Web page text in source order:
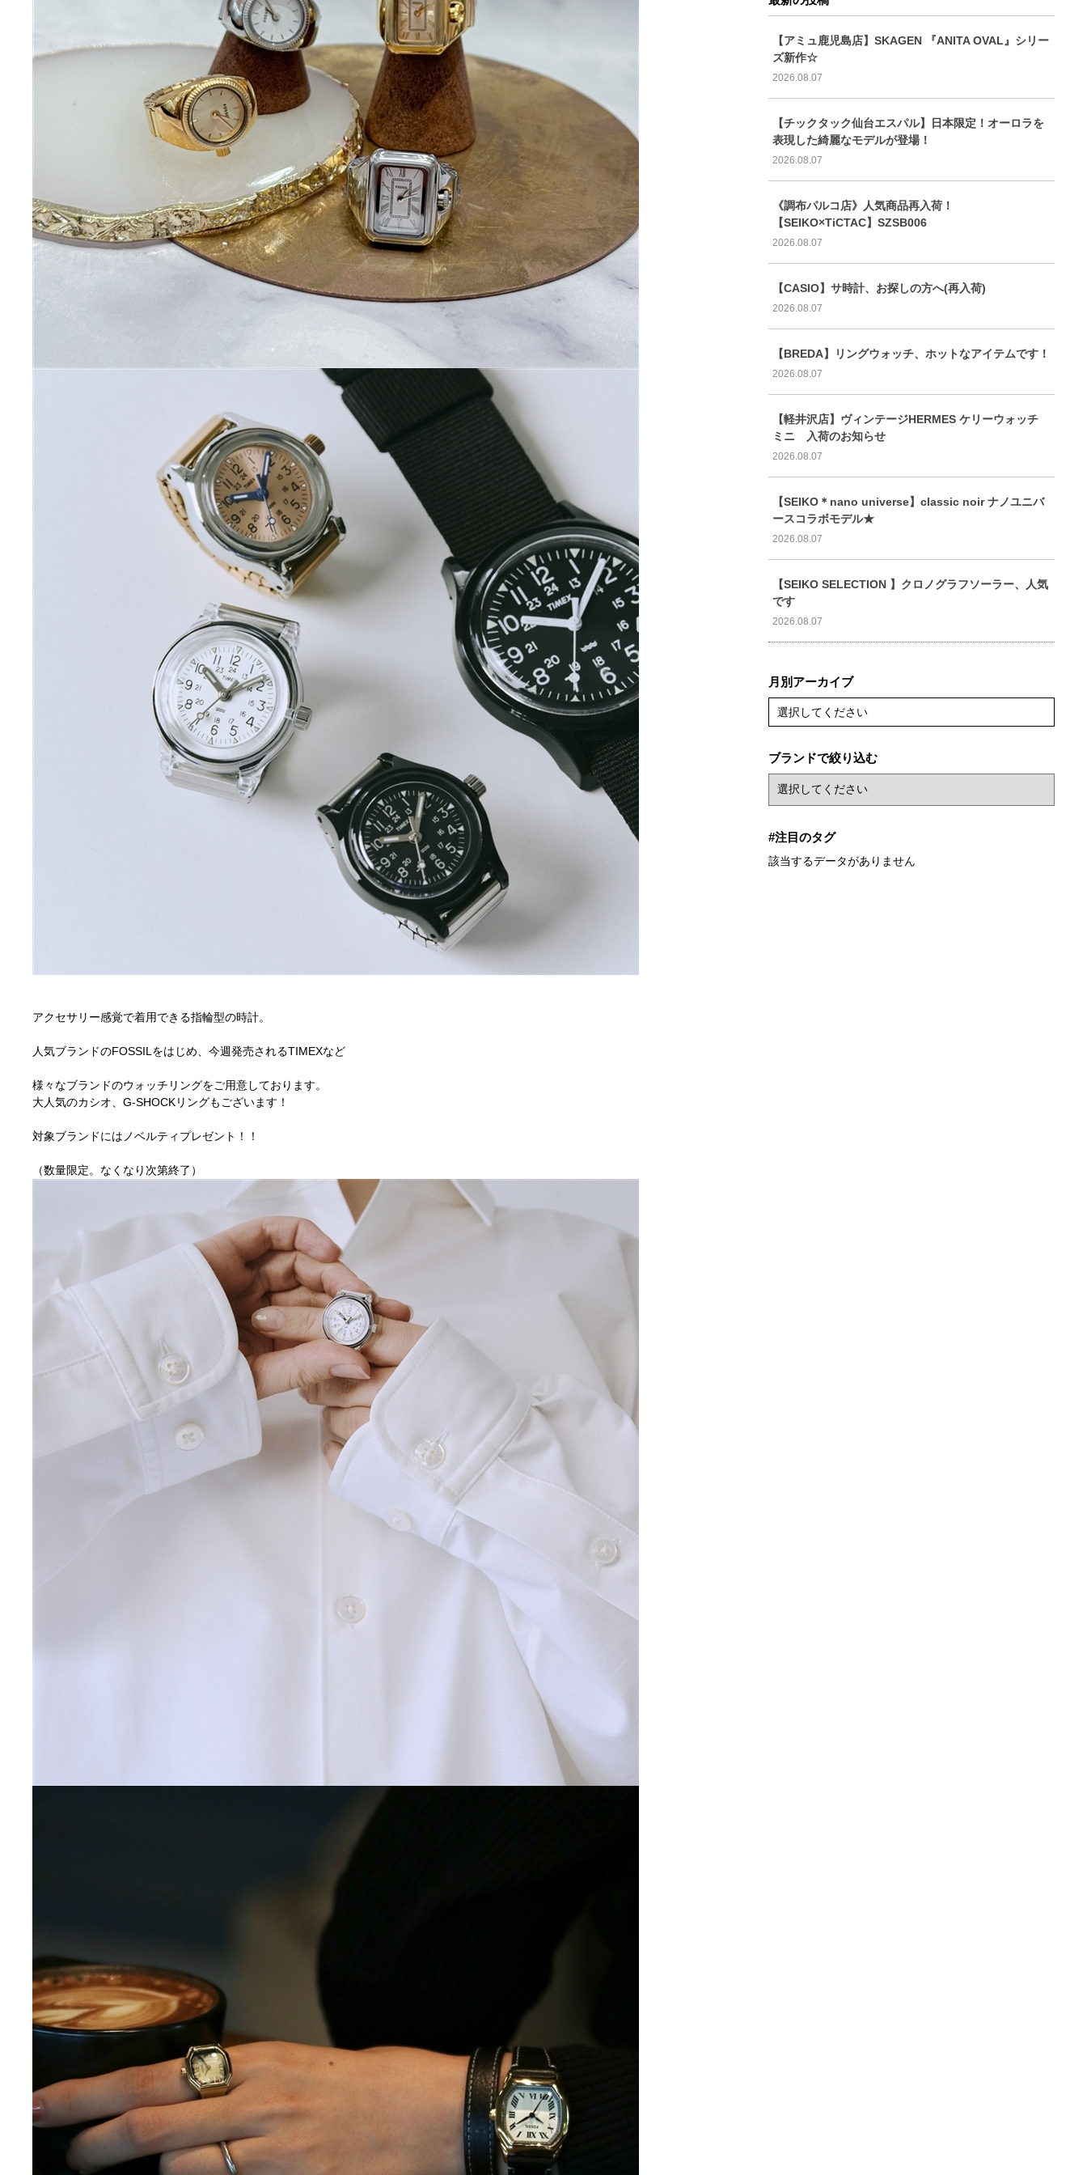
アクセサリー感覚で着用できる指輪型の時計。
人気ブランドのFOSSILをはじめ、今週発売されるTIMEXなど
様々なブランドのウォッチリングをご用意しております。
大人気のカシオ、G-SHOCKリングもございます！
対象ブランドにはノベルティプレゼント！！
（数量限定。なくなり次第終了）
【アミュ鹿児島店】SKAGEN 『ANITA OVAL』シリー
ズ新作☆
2026.08.07
【チックタック仙台エスパル】日本限定！オーロラを
表現した綺麗なモデルが登場！
2026.08.07
《調布パルコ店》人気商品再入荷！
【SEIKO×TiCTAC】SZSB006
2026.08.07
【CASIO】サ時計、お探しの方へ(再入荷)
2026.08.07
【BREDA】リングウォッチ、ホットなアイテムです！
2026.08.07
【軽井沢店】ヴィンテージHERMES ケリーウォッチ
ミニ 入荷のお知らせ
2026.08.07
【SEIKO＊nano universe】classic noir ナノユニバ
ースコラボモデル★
2026.08.07
【SEIKO SELECTION 】クロノグラフソーラー、人気
です
2026.08.07
月別アーカイブ
選択してください
ブランドで絞り込む
#注目のタグ
該当するデータがありません